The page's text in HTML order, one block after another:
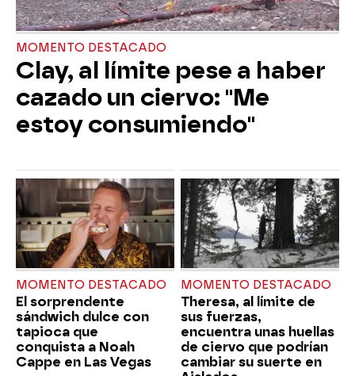
MOMENTO DESTACADO
Clay, al límite pese a haber
cazado un ciervo: "Me
estoy consumiendo"
MOMENTO DESTACADO
El sorprendente
sándwich dulce con
tapioca que
conquista a Noah
Cappe en Las Vegas
MOMENTO DESTACADO
Theresa, al límite de
sus fuerzas,
encuentra unas huellas
de ciervo que podrían
cambiar su suerte en